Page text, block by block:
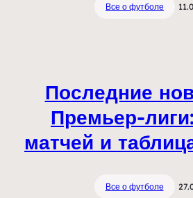
Все о футболе
Последние
Премьер-
матчей и
Все о футболе